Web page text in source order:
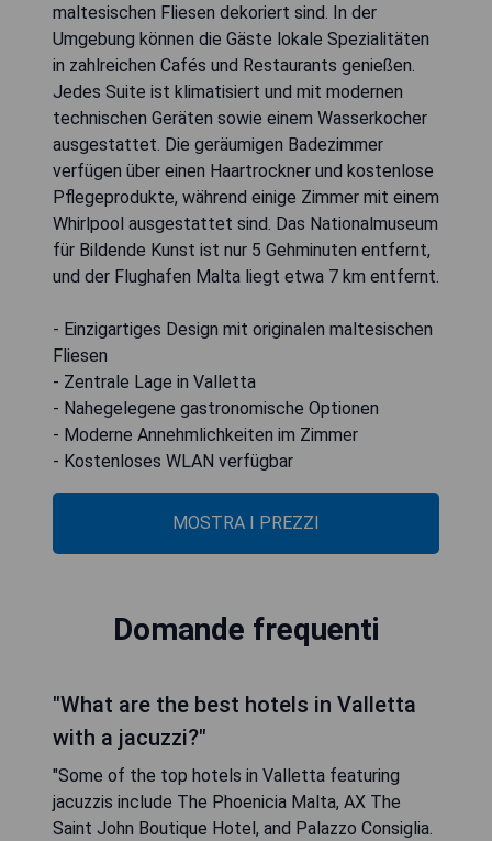
maltesischen Fliesen dekoriert sind. In der
Umgebung können die Gäste lokale Spezialitäten
in zahlreichen Cafés und Restaurants genießen.
Jedes Suite ist klimatisiert und mit modernen
technischen Geräten sowie einem Wasserkocher
ausgestattet. Die geräumigen Badezimmer
verfügen über einen Haartrockner und kostenlose
Pflegeprodukte, während einige Zimmer mit einem
Whirlpool ausgestattet sind. Das Nationalmuseum
für Bildende Kunst ist nur 5 Gehminuten entfernt,
und der Flughafen Malta liegt etwa 7 km entfernt.
- Einzigartiges Design mit originalen maltesischen
Fliesen
- Zentrale Lage in Valletta
- Nahegelegene gastronomische Optionen
- Moderne Annehmlichkeiten im Zimmer
- Kostenloses WLAN verfügbar
MOSTRA I PREZZI
Domande frequenti
"What are the best hotels in Valletta
with a jacuzzi?"
"Some of the top hotels in Valletta featuring
jacuzzis include The Phoenicia Malta, AX The
Saint John Boutique Hotel, and Palazzo Consiglia.